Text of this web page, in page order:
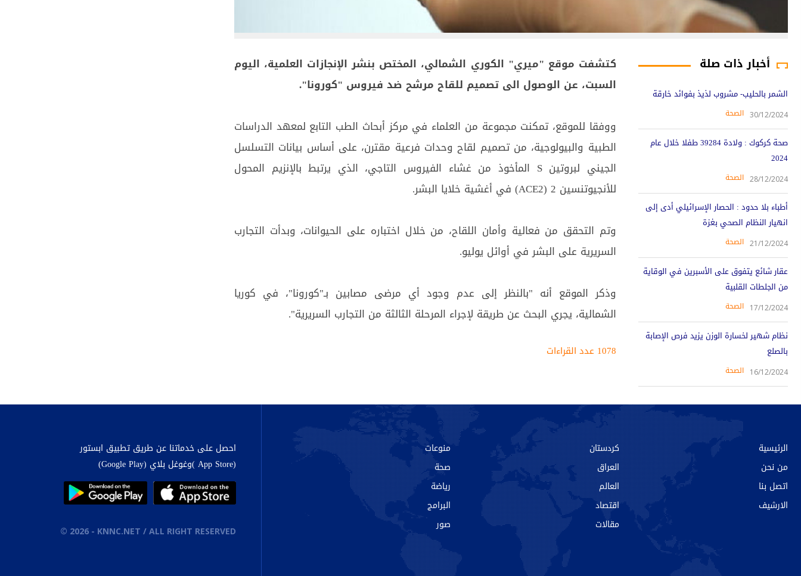
أخبار ذات صلة
الشمر بالحليب- مشروب لذيذ بفوائد خارقة
30/12/2024 الصحة
صحة كركوك : ولادة 39284 طفلا خلال عام
2024
28/12/2024 الصحة
أطباء بلا حدود : الحصار الإسرائيلي أدى إلى
انهيار النظام الصحي بغزة
21/12/2024 الصحة
عقار شائع يتفوق على الأسبرين في الوقاية
من الجلطات القلبية
17/12/2024 الصحة
نظام شهير لخسارة الوزن يزيد فرص الإصابة
بالصلع
16/12/2024 الصحة
كتشفت موقع "ميري" الكوري الشمالي، المختص بنشر الإنجازات العلمية، اليوم
السبت، عن الوصول الى تصميم للقاح مرشح ضد فيروس "كورونا".
ووفقا للموقع، تمكنت مجموعة من العلماء في مركز أبحاث الطب التابع لمعهد الدراسات
الطبية والبيولوجية، من تصميم لقاح وحدات فرعية مقترن، على أساس بيانات التسلسل
الجيني لبروتين S المأخوذ من غشاء الفيروس التاجي، الذي يرتبط بالإنزيم المحول
للأنجيوتنسين 2 (ACE2) في أغشية خلايا البشر.
وتم التحقق من فعالية وأمان اللقاح، من خلال اختباره على الحيوانات، وبدأت التجارب
السريرية على البشر في أوائل يوليو.
وذكر الموقع أنه "بالنظر إلى عدم وجود أي مرضى مصابين بـ"كورونا"، في كوريا
الشمالية، يجري البحث عن طريقة لإجراء المرحلة الثالثة من التجارب السريرية".
1078 عدد القراءات‌‌
الرئيسية
من نحن‌
اتصل بنا
الارشیف
كردستان
العراق
العالم
اقتصاد
مقالات
منوعات
صحة
رياضة
البرامج
صور
احصل على خدماتنا عن طريق تطبيق ابستور
(App Store )وغوغل بلاي (Google Play)
© 2026 - KNNC.NET / ALL RIGHT RESERVED